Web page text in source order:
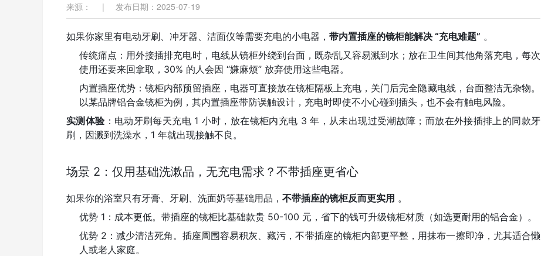
来源： | 发布日期：2025-07-19
如果你家里有电动牙刷、冲牙器、洁面仪等需要充电的小电器， 带内置插座的镜柜能解决 “充电难题” 。
传统痛点：用外接插排充电时，电线从镜柜外绕到台面，既杂乱又容易溅到水；放在卫生间其他角落充电，每次
使用还要来回拿取，30% 的人会因 “嫌麻烦” 放弃使用这些电器。
内置插座优势：镜柜内部预留插座，电器可直接放在镜柜隔板上充电，关门后完全隐藏电线，台面整洁无杂物。
以某品牌铝合金镜柜为例，其内置插座带防误触设计，充电时即使不小心碰到插头，也不会有触电风险。
实测体验：电动牙刷每天充电 1 小时，放在镜柜内充电 3 年，从未出现过受潮故障；而放在外接插排上的同款牙
刷，因溅到洗澡水，1 年就出现接触不良。
场景 2：仅用基础洗漱品，无充电需求？不带插座更省心
如果你的浴室只有牙膏、牙刷、洗面奶等基础用品， 不带插座的镜柜反而更实用 。
优势 1：成本更低。带插座的镜柜比基础款贵 50-100 元，省下的钱可升级镜柜材质（如选更耐用的铝合金）。
优势 2：减少清洁死角。插座周围容易积灰、藏污，不带插座的镜柜内部更平整，用抹布一擦即净，尤其适合懒
人或老人家庭。